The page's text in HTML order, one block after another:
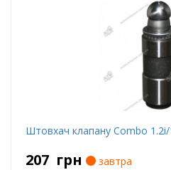
Штовхач клапану Combo
207 грн
завтра